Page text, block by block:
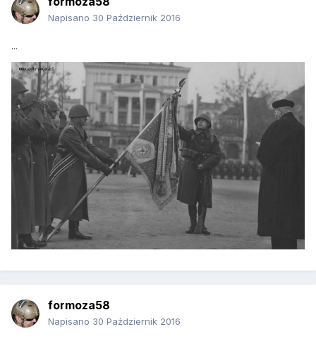
Napisano 30 Październik 2016
...
formoza58
Napisano 30 Październik 2016